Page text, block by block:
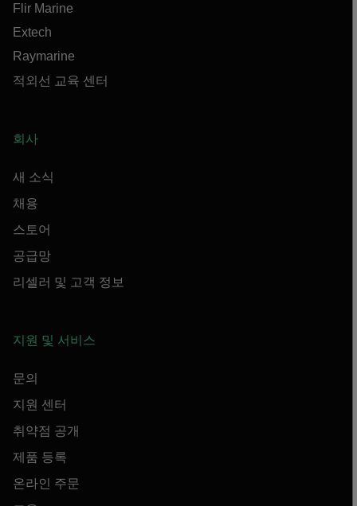
Flir Marine
Extech
Raymarine
적외선 교육 센터
회사
새 소식
채용
스토어
공급망
리셀러 및 고객 정보
지원 및 서비스
문의
지원 센터
취약점 공개
제품 등록
온라인 주문